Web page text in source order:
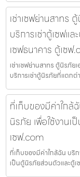
เช่าเซฟย่านสาทร
บริการเช่าตู้เซฟแ
เซฟธนาคาร ตู้เซฟ
เช่าเซฟย่านสาทร ตู้นิรภัย
บริการเช่าตู้นิรภัยที่แตกต่
ที่เก็บของมีค่าใกล้
นิรภัย เพื่อใช้งาน
เซฟ.com
ที่เก็บของมีค่าใกล้ฉัน บริก
เป็นตู้นิรภัยส่วนตัวและตู้